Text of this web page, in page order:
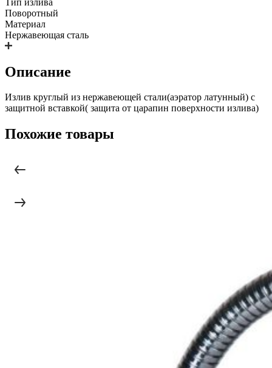
Поворотный
Материал
Нержавеющая сталь
Описание
Излив круглый из нержавеющей стали(аэратор латунный) с
защитной вставкой( защита от царапин поверхности излива)
Похожие товары